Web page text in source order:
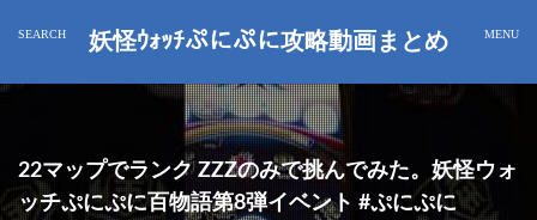
妖怪ｳｫｯﾁぷにぷに攻略動画まとめ
22マップでランク ZZZのみで挑んでみた。妖怪ウォ
ッチぷにぷに百物語第8弾イベント #ぷにぷに